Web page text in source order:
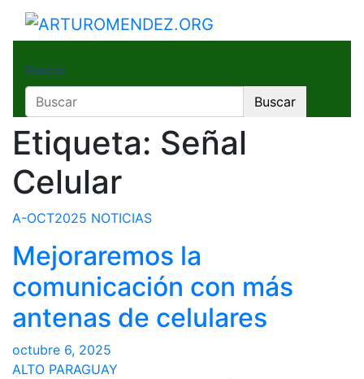
Saltar
ARTUROMENDEZ.ORG
Buscar
Buscar
Etiqueta: Señal
Celular
A-OCT2025 NOTICIAS
Mejoraremos la
comunicación con más
antenas de celulares
octubre 6, 2025
ALTO PARAGUAY